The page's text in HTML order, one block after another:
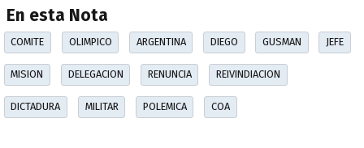
En esta Nota
COMITE OLIMPICO ARGENTINA DIEGO GUSMAN JEFE
MISION DELEGACION RENUNCIA REIVINDIACION
DICTADURA MILITAR POLEMICA COA